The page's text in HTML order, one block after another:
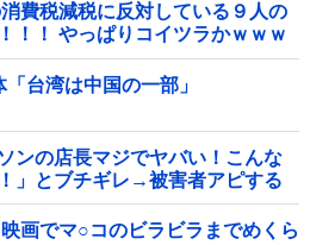
費税減税に反対している９人の
！！ やっぱりコイツラかｗｗｗ
台湾は中国の一部」
ンの店長マジでヤバい！こんな
」とブチギレ→被害者アピする
とツッコミ殺到ｗｗｗｗｗｗｗ
画でマ○コのビラビラまでめくら